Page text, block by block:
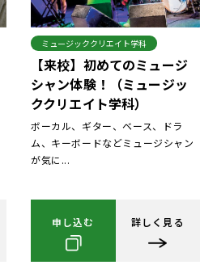
ミュージッククリエイト学科
【来校】初めてのミュージ
シャン体験！（ミュージッ
ククリエイト学科）
ボーカル、ギター、ベース、ドラ
ム、キーボードなどミュージシャン
が気に...
申し込む 詳しく見る